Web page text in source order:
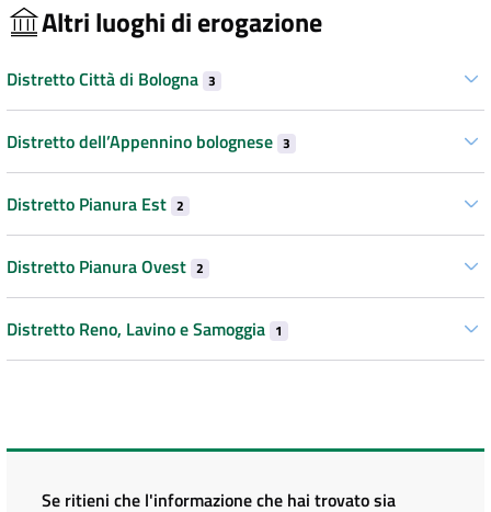
Altri luoghi di erogazione
Distretto Città di Bologna 3
Distretto dell’Appennino bolognese 3
Distretto Pianura Est 2
Distretto Pianura Ovest 2
Distretto Reno, Lavino e Samoggia 1
Se ritieni che l'informazione che hai trovato sia